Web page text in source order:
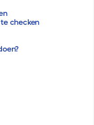
checken